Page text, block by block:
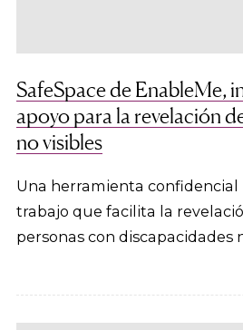
SafeSpace de EnableMe,
apoyo para la revelación
no visibles
Una herramienta
trabajo que facilita la
personas con discapacidades